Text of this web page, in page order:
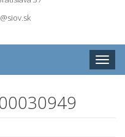
Toggle